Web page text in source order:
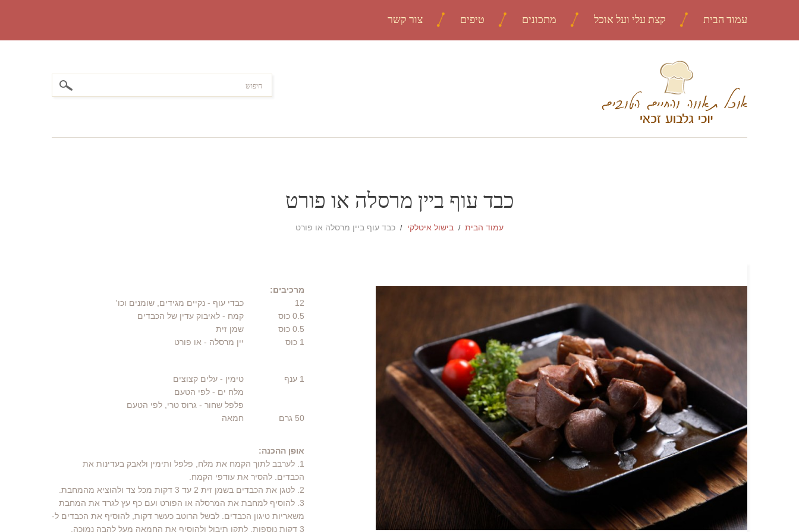
עמוד הבית קצת עלי ועל אוכל מתכונים טיפים צור קשר
כבד עוף ביין מרסלה או פורט
עמוד הבית בישול איטלקי כבד עוף ביין מרסלה או פורט
מרכיבים:
12
כבדי עוף - נקיים מגידים, שומנים וכו'
0.5 כוס קמח - לאיבוק עדין של הכבדים
0.5 כוס
שמן זית
1 כוס יין מרסלה - או פורט
1 ענף טימין - עלים קצוצים
מלח ים - לפי הטעם
פלפל שחור - גרוס טרי, לפי הטעם
50 גרם חמאה
אופן ההכנה:
1. לערבב לתוך הקמח את מלח, פלפל ותימין ולאבק בעדינות את
הכבדים. להסיר את עודפי הקמח.
2. לטגן את הכבדים בשמן זית 2 עד 3 דקות מכל צד ולהוציא מהמחבת.
3. להוסיף למחבת את המרסלה או הפורט ועם כף עץ לגרד את המחבת
משאריות טיגון הכבדים. לבשל הרוטב כעשר דקות, להוסיף את הכבדים ל-
3 דקות נוספות, לתקן תיבול ולהוסיף את החמאה מעל להבה נמוכה,